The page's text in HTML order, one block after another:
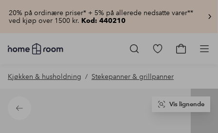
20% på ordinære priser* + 5% på allerede nedsatte varer**
ved kjøp over 1500 kr. Kod: 440210
Homeroom
–
hjemmet
pris
Gå
produkter
Gå
Kjøkken & husholdning Stekepanner & grillpanner
Tilbake
Vis lignende